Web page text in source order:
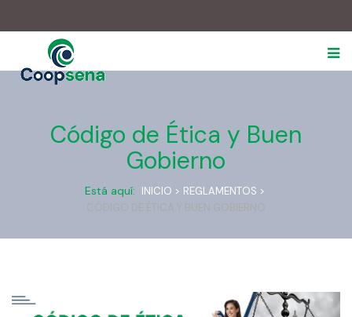
Código de Ética y Buen
Gobierno
Está aquí: INICIO > REGLAMENTOS >
CÓDIGO DE ÉTICA Y BUEN GOBIERNO